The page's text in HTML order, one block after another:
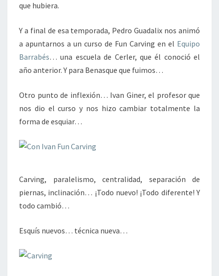
que hubiera.
Y a final de esa temporada, Pedro Guadalix nos animó
a apuntarnos a un curso de Fun Carving en el Equipo
Barrabés… una escuela de Cerler, que él conoció el
año anterior. Y para Benasque que fuimos…
Otro punto de inflexión… Ivan Giner, el profesor que
nos dio el curso y nos hizo cambiar totalmente la
forma de esquiar…
Carving, paralelismo, centralidad, separación de
piernas, inclinación… ¡Todo nuevo! ¡Todo diferente! Y
todo cambió…
Esquís nuevos… técnica nueva…